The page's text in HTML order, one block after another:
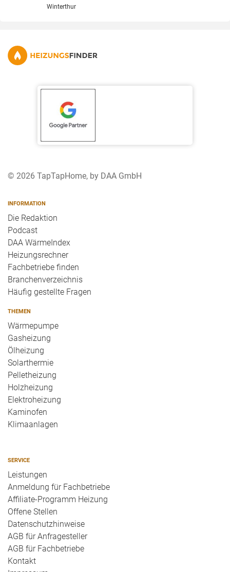
Winterthur
© 2026 TapTapHome, by DAA GmbH
INFORMATION
Die Redaktion
Podcast
DAA WärmeIndex
Heizungsrechner
Fachbetriebe finden
Branchenverzeichnis
Häufig gestellte Fragen
THEMEN
Wärmepumpe
Gasheizung
Ölheizung
Solarthermie
Pelletheizung
Holzheizung
Elektroheizung
Kaminofen
Klimaanlagen
SERVICE
Leistungen
Anmeldung für Fachbetriebe
Affiliate-Programm Heizung
Offene Stellen
Datenschutzhinweise
AGB für Anfragesteller
AGB für Fachbetriebe
Kontakt